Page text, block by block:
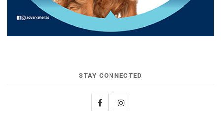
STAY CONNECTED